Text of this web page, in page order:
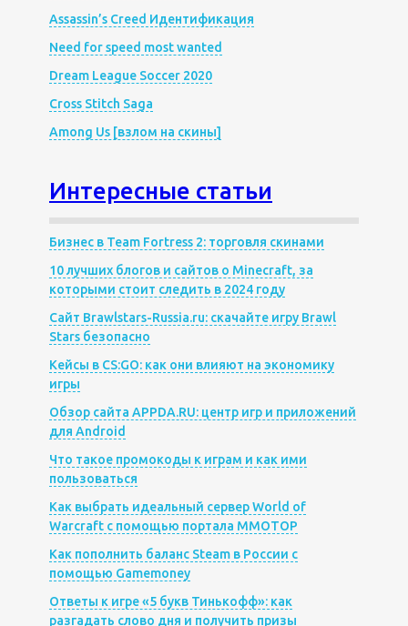
Assassin’s Creed Идентификация
Need for speed most wanted
Dream League Soccer 2020
Cross Stitch Saga
Among Us [взлом на скины]
Интересные статьи
Бизнес в Team Fortress 2: торговля скинами
10 лучших блогов и сайтов о Minecraft, за
которыми стоит следить в 2024 году
Сайт Brawlstars-Russia.ru: скачайте игру Brawl
Stars безопасно
Кейсы в CS:GO: как они влияют на экономику
игры
Обзор сайта APPDA.RU: центр игр и приложений
для Android
Что такое промокоды к играм и как ими
пользоваться
Как выбрать идеальный сервер World of
Warcraft с помощью портала MMOTOP
Как пополнить баланс Steam в России с
помощью Gamemoney
Ответы к игре «5 букв Тинькофф»: как
разгадать слово дня и получить призы